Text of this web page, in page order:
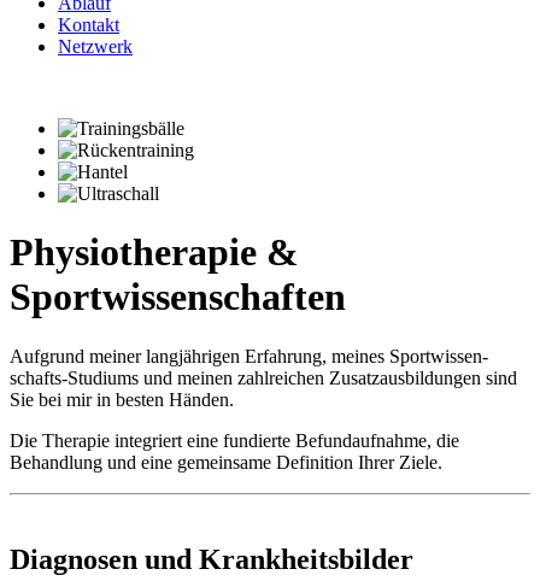
Kontakt
Netzwerk
Physiotherapie &
Sportwissenschaften
Aufgrund meiner langjährigen Erfahrung, meines Sport­wissen­
schafts-Studiums und meinen zahlreichen Zusatz­aus­bildungen sind
Sie bei mir in besten Händen.
Die Therapie integriert eine fundierte Befund­aufnahme, die
Behandlung und eine gemeinsame Definition Ihrer Ziele.
Diagnosen und Krankheitsbilder